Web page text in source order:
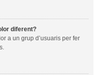
diferent?
a un grup d’usuaris per fer